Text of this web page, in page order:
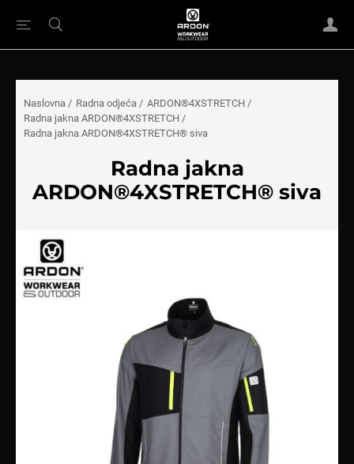
Naslovna / Radna odjeća / ARDON®4XSTRETCH /
Radna jakna ARDON®4XSTRETCH /
Radna jakna ARDON®4XSTRETCH® siva
Radna jakna
ARDON®4XSTRETCH® siva